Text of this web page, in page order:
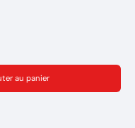
au panier